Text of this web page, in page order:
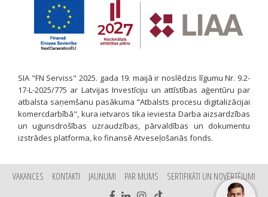
SIA "FN Serviss" 2025. gada 19. maijā ir noslēdzis līgumu Nr. 9.2-
17-L-2025/775 ar Latvijas Investīciju un attīstības aģentūru par
atbalsta saņemšanu pasākuma "Atbalsts procesu digitalizācijai
komercdarbībā", kura ietvaros tika ieviesta Darba aizsardzības
un ugunsdrošības uzraudzības, pārvaldības un dokumentu
izstrādes platforma, ko finansē Atveseļošanās fonds.
VAKANCES KONTAKTI JAUNUMI PAR MUMS SERTIFIKĀTI UN NOVĒRTĒJUMI